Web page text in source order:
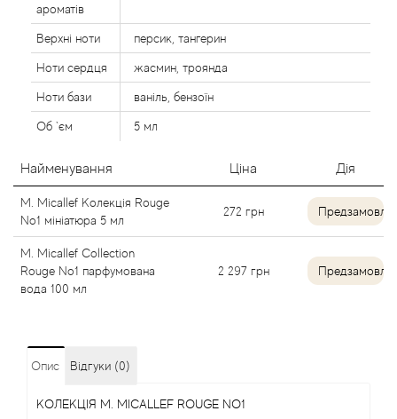
ароматів
Верхні ноти персик, тангерин
Ноти сердця жасмин, троянда
Ноти бази ваніль, бензоїн
Об `єм 5 мл
Найменування Ціна Дія
M. Micallef Колекція Rouge
No1 мініатюра 5 мл
272 грн
M. Micallef Collection
Rouge No1 парфумована
вода 100 мл
2 297 грн
Опис Відгуки (0)
КОЛЕКЦІЯ M. MICALLEF ROUGE NO1
Alexandre Barthet
Alexandre J
Alfred Dunhill
Alyssa Ashley
American Crew
Amouage
Andre L'Arom